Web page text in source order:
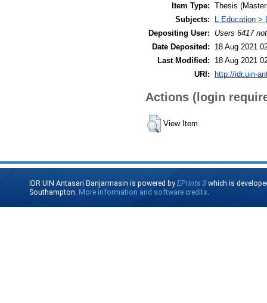
Item Type: Thesis
Subjects:
L Education >
Depositing User:
Users 6417
Date Deposited:
18 Aug 2021
Last Modified:
18 Aug 2021
URI: http://idr.uin-
Actions (login
View Item
IDR UIN Antasari Banjarmasin is powered byEPrints 3 which is
Southampton. More information and software credits.